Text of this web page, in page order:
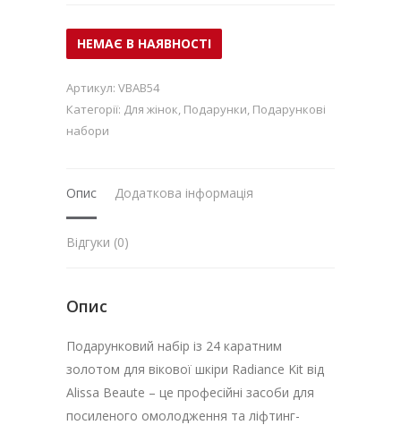
НЕМАЄ В НАЯВНОСТІ
Артикул: VBAB54
Категорії: Для жінок, Подарунки, Подарункові
набори
Опис Додаткова інформація
Відгуки (0)
Опис
Подарунковий набір із 24 каратним
золотом для вікової шкіри Radiance Kit від
Alissa Beaute – це професійні засоби для
посиленого омолодження та ліфтинг-